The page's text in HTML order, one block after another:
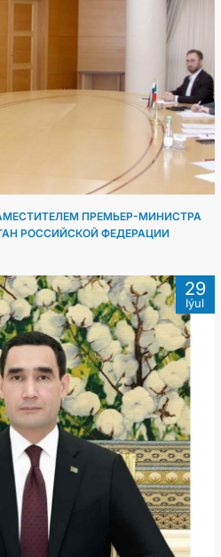
ПРЕМЬЕР-МИНИСТРА
РОССИЙСКОЙ ФЕДЕРАЦИИ
29
Iýul